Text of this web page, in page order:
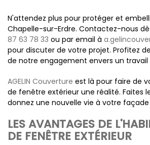
N'attendez plus pour protéger et
Chapelle-sur-Erdre. Contactez-nous
87 63 78 33 ou par email à
pour discuter de votre projet. Profitez
de notre engagement envers un travail
AGELIN Couverture est là pour faire de
de fenêtre extérieur une réalité. Faites
donnez une nouvelle vie à votre
LES AVANTAGES DE
DE FENÊTRE EXTÉRIEUR